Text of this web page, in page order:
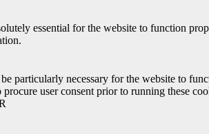
essential for the website to function
particularly necessary for the website to
user consent prior to running these